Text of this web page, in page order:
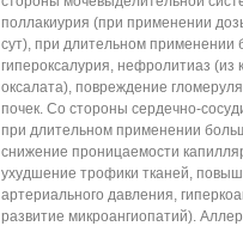
поллакиурия (при применении
сут), при длительном применении
гипероксалурия, нефролитиаз (из
оксалата), повреждение
почек. Со стороны сердечно-
при длительном применении
снижение проницаемости
ухудшение трофики тканей,
артериального давления,
развитие микроангиопатий).